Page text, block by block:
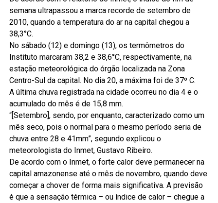
semana ultrapassou a marca recorde de setembro de
2010, quando a temperatura do ar na capital chegou a
38,3°C.
No sábado (12) e domingo (13), os termômetros do
Instituto marcaram 38,2 e 38,6°C, respectivamente, na
estação meteorológica do órgão localizada na Zona
Centro-Sul da capital. No dia 20, a máxima foi de 37º C.
A última chuva registrada na cidade ocorreu no dia 4 e o
acumulado do mês é de 15,8 mm.
“[Setembro], sendo, por enquanto, caracterizado como um
mês seco, pois o normal para o mesmo período seria de
chuva entre 28 e 41mm”, segundo explicou o
meteorologista do Inmet, Gustavo Ribeiro.
De acordo com o Inmet, o forte calor deve permanecer na
capital amazonense até o mês de novembro, quando deve
começar a chover de forma mais significativa. A previsão
é que a sensação térmica – ou índice de calor – chegue a